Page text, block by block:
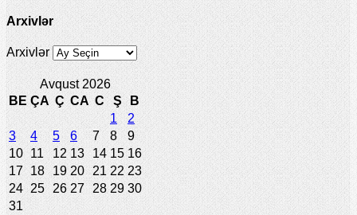
Arxivlər
Arxivlər
Avqust 2026
BE ÇA Ç CA C Ş
B
1
2
3
4 5 6 7 8
9
10 11 12 13 14 15 16
17 18 19 20 21 22 23
24 25 26 27 28 29 30
31